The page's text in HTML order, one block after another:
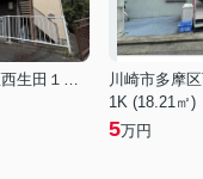
川崎市多摩区西生田１丁目
1K (18.21㎡)
5万円